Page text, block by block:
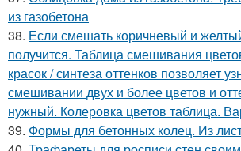
из газобетона
38. Если смешать коричневый и
получится. Таблица смешивания
красок / синтеза оттенков позволяет
смешивании двух и более цветов и
нужный. Колеровка цветов таблица.
39. Формы для бетонных колец. Из